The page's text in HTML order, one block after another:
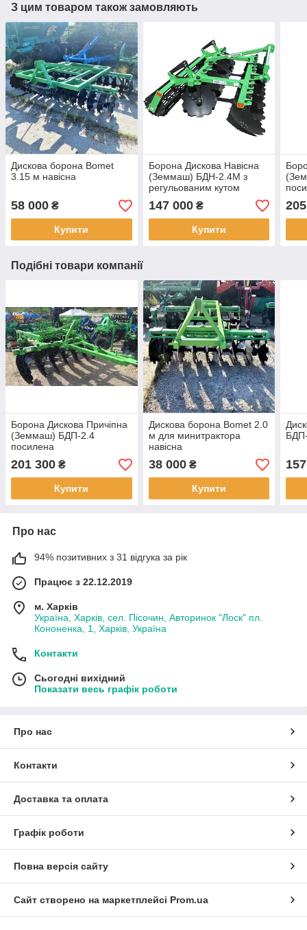
З цим товаром також замовляють
Дискова борона Bomet
3.15 м навісна
58 000 ₴
Купити
Борона Дискова Навісна
(Земмаш) БДН-2.4М з
регульованим кутом
147 000₴
Купити
Подібні товари компанії
Борона Дискова Причіпна
(Земмаш) БДП-2.4
посилена
201 300 ₴
Купити
Дискова борона Bomet 2.0
м для минитрактора
навісна
38 000₴
Купити
Про нас
94% позитивних з 31 відгука за рік
Працює з 22.12.2019
м. Харків
Україна, Харків, сел. Пісочин, Авторинок "Лоск" пл.
Кононенка, 1, Харків, Україна
Контакти
Сьогодні вихідний
Показати весь графік роботи
Про нас
Контакти
Доставка та оплата
Графік роботи
Повна версія сайту
Сайт створено на маркетплейсі Prom.ua